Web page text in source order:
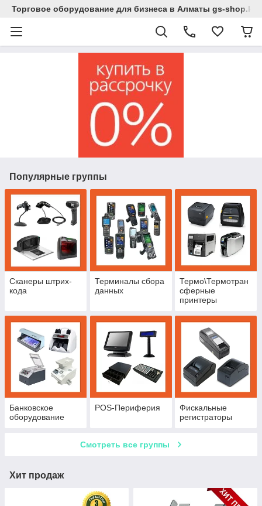
Торговое оборудование для бизнеса в Алматы gs-shop.kz
Популярные группы
Сканеры штрих-
кода
Терминалы сбора
данных
Термо\Термотран
сферные
принтеры
Банковское
оборудование
POS-Периферия
Фискальные
регистраторы
Смотреть все группы
Хит продаж